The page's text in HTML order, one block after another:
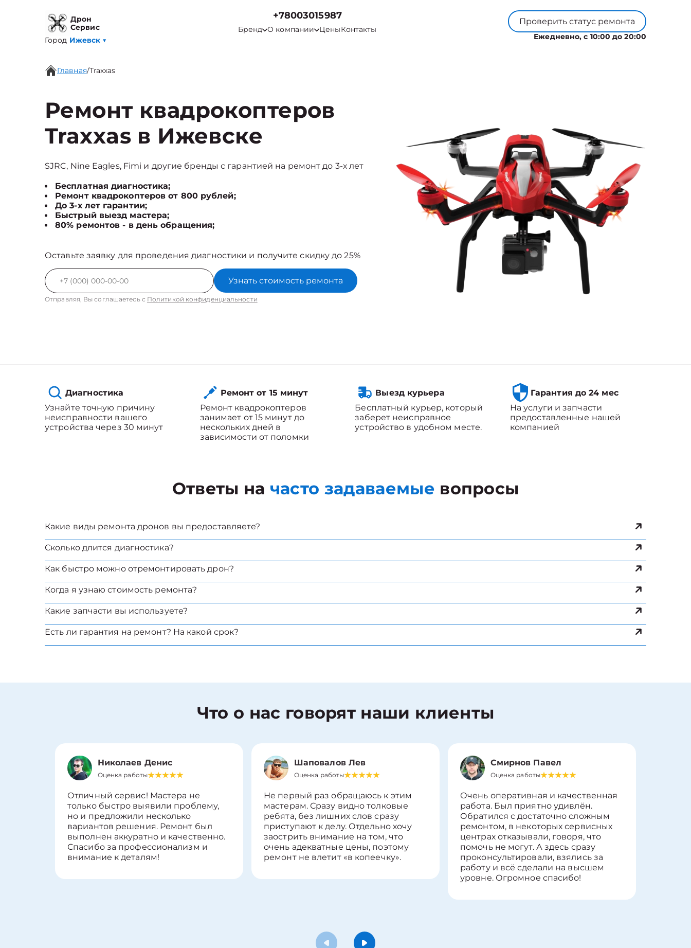
Дрон
Сервис
Город Ижевск ▼
+78003015987
Бренд О компании ЦеныКонтакты
Проверить статус ремонта
Ежедневно, с 10:00 до 20:00
Главная/Traxxas
Ремонт квадрокоптеров
Traxxas в Ижевске
SJRC, Nine Eagles, Fimi и другие бренды с гарантией на ремонт до 3-х лет
Бесплатная диагностика;
Ремонт квадрокоптеров от 800 рублей;
До 3-х лет гарантии;
Быстрый выезд мастера;
80% ремонтов - в день обращения;
Оставьте заявку для проведения диагностики и получите скидку до 25%
Узнать стоимость ремонта
Отправляя, Вы соглашаетесь с Политикой конфиденциальности
Диагностика
Узнайте точную причину
неисправности вашего
устройства через 30 минут
Ремонт от 15 минут
Ремонт квадрокоптеров
занимает от 15 минут до
нескольких дней в
зависимости от поломки
Выезд курьера
Бесплатный курьер, который
заберет неисправное
устройство в удобном месте.
Гарантия до 24 мес
На услуги и запчасти
предоставленные нашей
компанией
Ответы на часто задаваемые вопросы
Какие виды ремонта дронов вы предоставляете?
Сколько длится диагностика?
Как быстро можно отремонтировать дрон?
Когда я узнаю стоимость ремонта?
Какие запчасти вы используете?
Есть ли гарантия на ремонт? На какой срок?
Что о нас говорят наши клиенты
Николаев Денис
Оценка работы
Отличный сервис! Мастера не
только быстро выявили проблему,
но и предложили несколько
вариантов решения. Ремонт был
выполнен аккуратно и качественно.
Спасибо за профессионализм и
внимание к деталям!
Шаповалов Лев
Оценка работы
Не первый раз обращаюсь к этим
мастерам. Сразу видно толковые
ребята, без лишних слов сразу
приступают к делу. Отдельно хочу
заострить внимание на том, что
очень адекватные цены, поэтому
ремонт не влетит «в копеечку».
Смирнов Павел
Оценка работы
Очень оперативная и качественная
работа. Был приятно удивлён.
Обратился с достаточно сложным
ремонтом, в некоторых сервисных
центрах отказывали, говоря, что
помочь не могут. А здесь сразу
проконсультировали, взялись за
работу и всё сделали на высшем
уровне. Огромное спасибо!